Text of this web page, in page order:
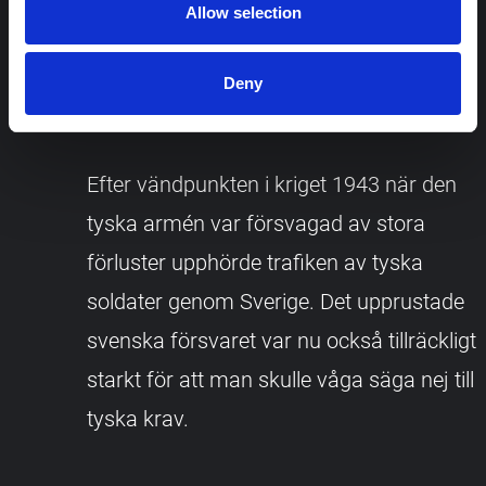
Allow selection
Deny
Efter vändpunkten i kriget 1943 när den
tyska armén var försvagad av stora
förluster upphörde trafiken av tyska
soldater genom Sverige. Det upprustade
svenska försvaret var nu också tillräckligt
starkt för att man skulle våga säga nej till
tyska krav.